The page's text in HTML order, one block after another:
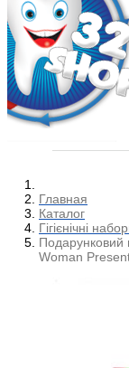
Главная
Каталог
Гігієнічні
Подарунковий
Woman